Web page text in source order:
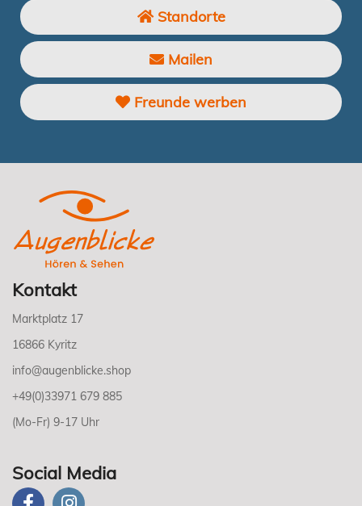
Standorte
Mailen
Freunde werben
Kontakt
Marktplatz 17
16866 Kyritz
info@augenblicke.shop
+49(0)33971 679 885
(Mo-Fr) 9-17 Uhr
Social Media